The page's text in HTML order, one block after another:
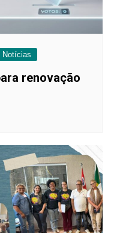
Notícias
renovação